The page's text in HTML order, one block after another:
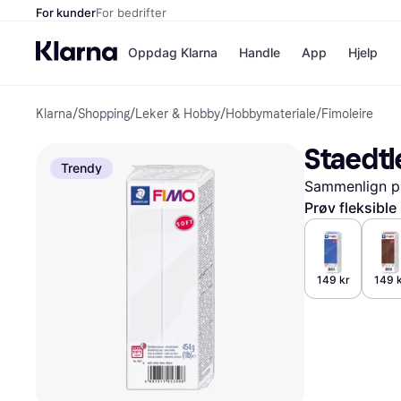
For kunderFor bedrifter
Oppdag Klarna
Betal nå
Betal i 3
Betal innen
Finansiering
Vipps
Handle
Butikker
App Hjelp
Klarna/Shopping/Leker & Hobby/Hobbymateriale/Fimoleire
Trendy
Sammenlign
Prøv
149 kr 149